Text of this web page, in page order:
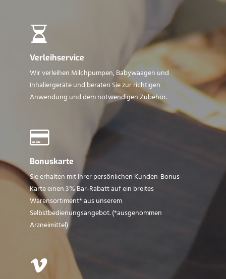
Verleihservice
Wir verleihen Milchpumpen, Babywaagen und
Inhaliergeräte und beraten Sie zur richtigen
Anwendung und dem notwendigen Zubehör.
Bonuskarte
Sie erhalten mit Ihrer persönlichen Kunden-Bonus-
Karte einen 3% Bar-Rabatt auf ein breites
Warensortiment* aus unserem
Selbstbedienungsangebot. (*ausgenommen
Arzneimittel)